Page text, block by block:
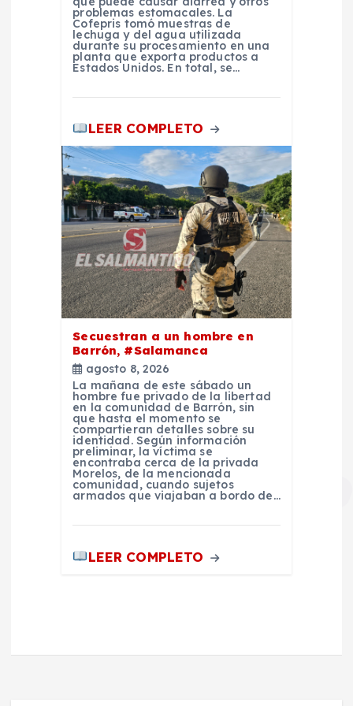
problemas estomacales. La
Cofepris tomó muestras de
lechuga y del agua utilizada
durante su procesamiento en una
planta que exporta productos a
Estados Unidos. En total, se…
LEER COMPLETO
Secuestran a un hombre en
Barrón, #Salamanca
agosto 8, 2026
La mañana de este sábado un
hombre fue privado de la libertad
en la comunidad de Barrón, sin
que hasta el momento se
compartieran detalles sobre su
identidad. Según información
preliminar, la víctima se
encontraba cerca de la privada
Morelos, de la mencionada
comunidad, cuando sujetos
armados que viajaban a bordo de…
LEER COMPLETO